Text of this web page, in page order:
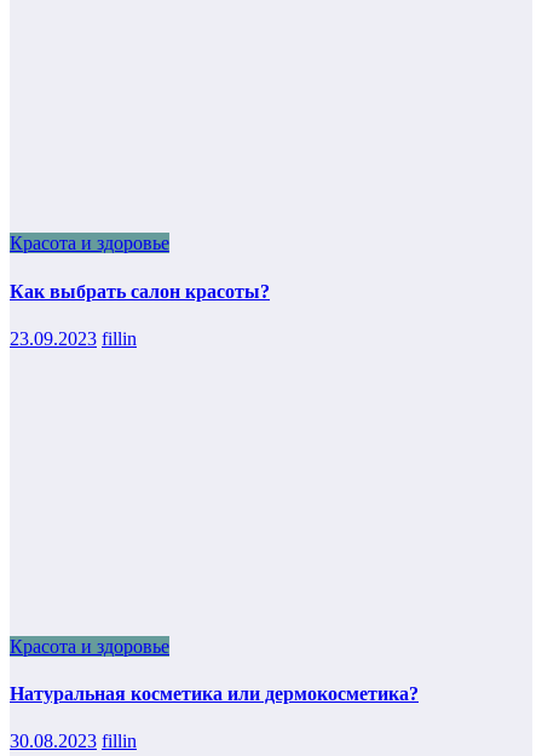
Красота и здоровье
Как выбрать салон красоты?
23.09.2023 fillin
Красота и здоровье
Натуральная косметика или дермокосметика?
30.08.2023 fillin